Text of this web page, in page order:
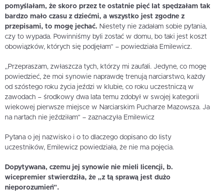
pomyślałam, że skoro przez te ostatnie pięć lat spędzałam tak
bardzo mało czasu z dziećmi, a wszystko jest zgodne z
przepisami, to mogę jechać. Niestety nie zadałam sobie pytania,
czy to wypada. Powinniśmy byli zostać w domu, bo taki jest koszt
obowiązków, których się podjęłam” – powiedziała Emilewicz.
„Przepraszam, zwłaszcza tych, którzy mi zaufali. Jedyne, co mogę
powiedzieć, że moi synowie naprawdę trenują narciarstwo, każdy
od szóstego roku życia jeździ w klubie, co roku uczestniczą w
zawodach – środkowy dwa lata temu zdobył w swojej kategorii
wiekowej pierwsze miejsce w Narciarskim Pucharze Mazowsza. Ja
na nartach nie jeździłam” – zaznaczyła Emilewicz
Pytana o jej nazwisko i o to dlaczego dopisano do listy
uczestników, Emilewicz powiedziała, że nie ma pojęcia.
Dopytywana, czemu jej synowie nie mieli licencji, b.
wicepremier stwierdziła, że „z tą sprawą jest dużo
nieporozumień”.